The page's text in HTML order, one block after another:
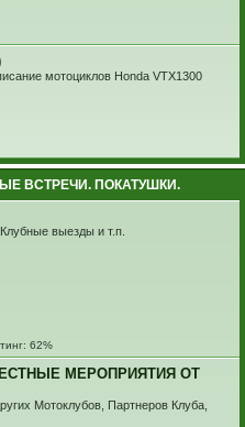
мотоциклов Honda VTX1300
ВСТРЕЧИ. ПОКАТУШКИ.
выезды и т.п.
62%
МЕРОПРИЯТИЯ ОТ
Мотоклубов, Партнеров Клуба,